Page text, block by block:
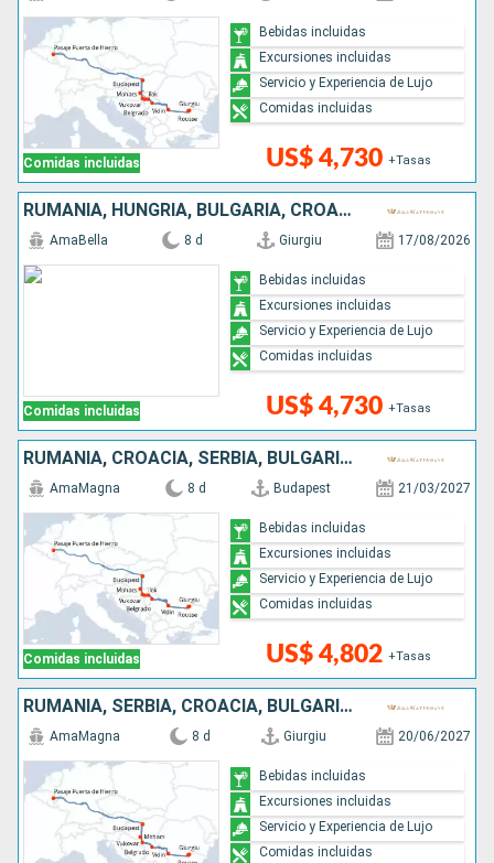
Comidas incluidas US$ 4,730 +Tasas
Bebidas incluidas
Excursiones incluidas
Servicio y Experiencia de Lujo
Comidas incluidas
RUMANIA, HUNGRÍA, BULGARIA, CROACIA, SERBIA
Comidas incluidas
AmaBella 8 d Giurgiu 17/08/2026
US$ 4,730 +Tasas
Bebidas incluidas
Excursiones incluidas
Servicio y Experiencia de Lujo
Comidas incluidas
RUMANIA, CROACIA, SERBIA, BULGARIA, HUNGRÍA
Comidas incluidas
AmaMagna 8 d Budapest 21/03/2027
US$ 4,802 +Tasas
Bebidas incluidas
Excursiones incluidas
Servicio y Experiencia de Lujo
Comidas incluidas
RUMANIA, SERBIA, CROACIA, BULGARIA, HUNGRÍA
AmaMagna 8 d Giurgiu 20/06/2027
Bebidas incluidas
Excursiones incluidas
Servicio y Experiencia de Lujo
Comidas incluidas